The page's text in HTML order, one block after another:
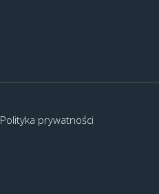
Polityka prywatności